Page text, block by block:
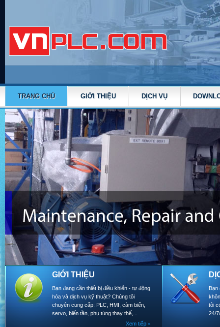
TRANG CHỦ GIỚI THIỆU DỊCH VỤ
GIỚI THIỆU
Bạn đang cần thiết bị điều khiển - tự động
hóa và dịch vụ kỹ thuật? Chúng tôi
chuyên cung cấp: PLC, HMI, cảm biến,
servo, biến tần, phụ tùng thay thế,...
Xem tiếp
Bạn
tôi
24/